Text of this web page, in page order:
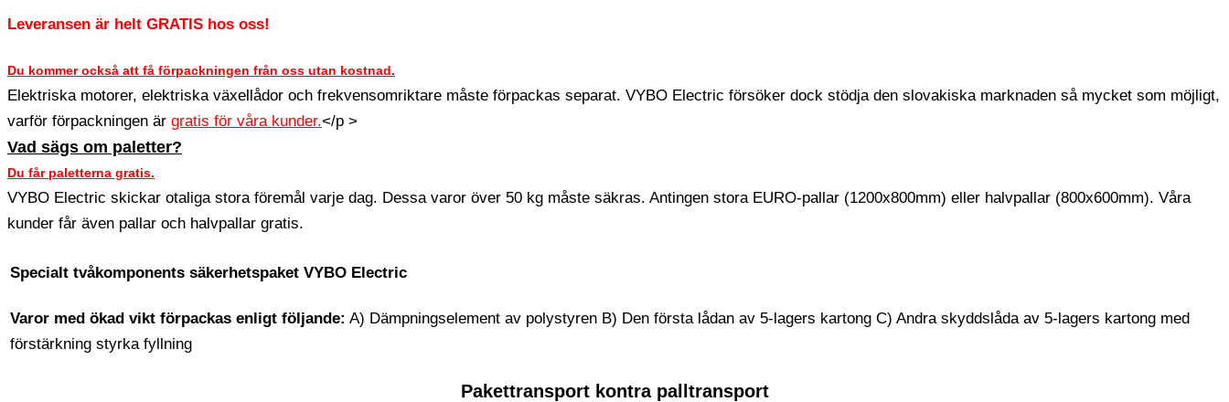
Leveransen är helt GRATIS hos oss!
Du kommer också att få förpackningen från oss utan kostnad.
Elektriska motorer, elektriska växellådor och frekvensomriktare måste förpackas separat. VYBO Electric försöker dock stödja den slovakiska marknaden så mycket som möjligt,
varför förpackningen är gratis för våra kunder.</p >
Vad sägs om paletter?
Du får paletterna gratis.
VYBO Electric skickar otaliga stora föremål varje dag. Dessa varor över 50 kg måste säkras. Antingen stora EURO-pallar (1200x800mm) eller halvpallar (800x600mm). Våra
kunder får även pallar och halvpallar gratis.
Specialt tvåkomponents säkerhetspaket VYBO Electric
Varor med ökad vikt förpackas enligt följande: A) Dämpningselement av polystyren B) Den första lådan av 5-lagers kartong C) Andra skyddslåda av 5-lagers kartong med
förstärkning styrka fyllning
Pakettransport kontra palltransport